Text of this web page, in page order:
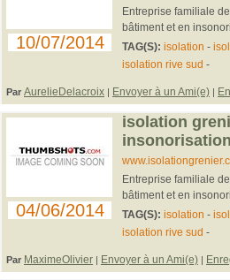
10/07/2014
Entreprise familiale
bâtiment et en
TAG(S): isolation -
isolation rive sud -
Par AurelieDelacroix | Envoyer à un Ami(e) |
04/06/2014
isolation
Entreprise familiale
bâtiment et en
TAG(S): isolation -
isolation rive sud -
Par MaximeOlivier | Envoyer à un Ami(e) |